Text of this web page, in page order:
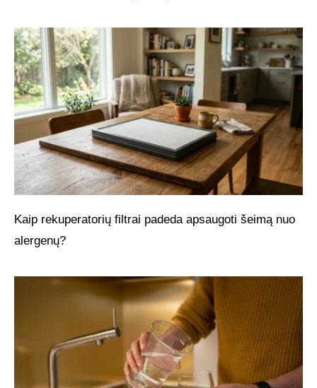
Kaip rekuperatorių filtrai padeda apsaugoti šeimą nuo
alergenų?